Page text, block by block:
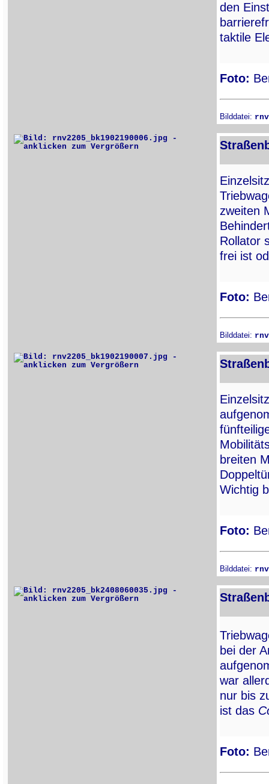
den
taktile
Foto:
Bilddatei:
zweiten
Rollator
frei ist
Foto:
Bilddatei:
breiten
Wichtig
Foto:
Bilddatei:
bei der
war
nur bis
ist das
Foto: